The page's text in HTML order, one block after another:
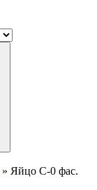
» Яйцо С-0 фас.